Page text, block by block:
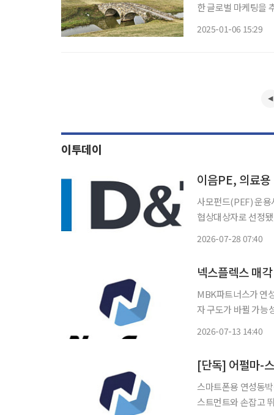
한 글로벌 마케팅을
2025-01-06 15:29
이투데이
이음PE, 의료
사모펀드(PEF) 운용
협상대상자로 선정됐다. 28일 투자은행(IB) 업계에 따르면 디앤티 매각주관사
2026-07-28 07:40
넥스플렉스 매
MBK파트너스가 연
자 구도가 바뀔 가능성이 거론된다. 13일 투자은행
2026-07-13 14:40
스마트폰용 연성동
스트먼트와 손잡고